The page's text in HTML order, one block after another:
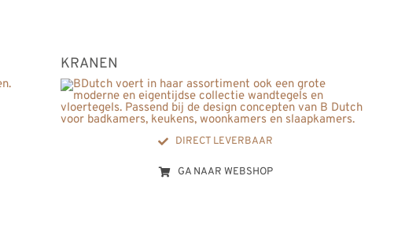
KRANEN
DIRECT LEVERBAAR
GA NAAR WEBSHOP